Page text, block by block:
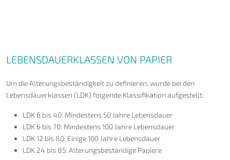
LEBENSDAUERKLASSEN VON PAPIER
Um die Alterungsbeständigkeit zu definieren, wurde bei den
Lebensdauerklassen (LDK) folgende Klassifikation aufgestellt:
LDK 6 bis 40: Mindestens 50 Jahre Lebensdauer
LDK 6 bis 70: Mindestens 100 Jahre Lebensdauer
LDK 12 bis 80: Einige 100 Jahre Lebensdauer
LDK 24 bis 85: Alterungsbeständige Papiere